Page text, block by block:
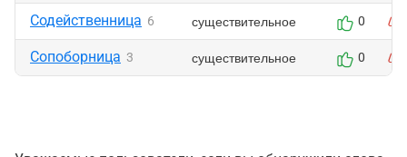
Содейственница 6 существительное 0
Сопоборница 3 существительное 0